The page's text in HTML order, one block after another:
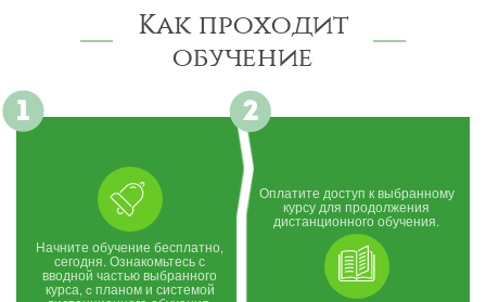
Как проходит
обучение
Начните обучение бесплатно,
сегодня. Ознакомьтесь с
вводной частью выбранного
курса, c планом и системой
Оплатите доступ к выбранному
курсу для продолжения
дистанционного обучения.